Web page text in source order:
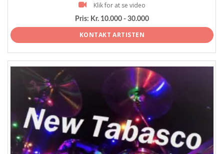
Klik for at se video
Pris: Kr. 10.000 - 30.000
KONTAKT ARTISTEN